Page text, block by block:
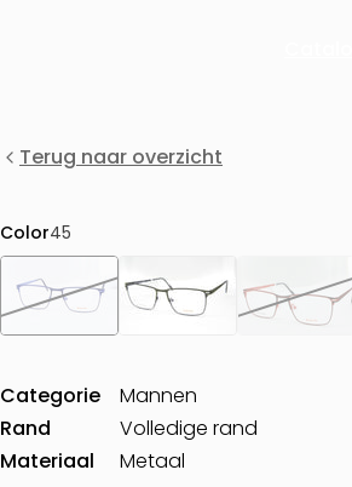
Terug naar overzicht
Color45
Categorie
Mannen
Rand
Volledige rand
Materiaal
Metaal